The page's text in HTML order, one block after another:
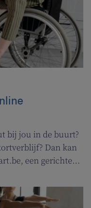
bij jou in de buurt?
Dan kan
een gerichte
handig voor zowel